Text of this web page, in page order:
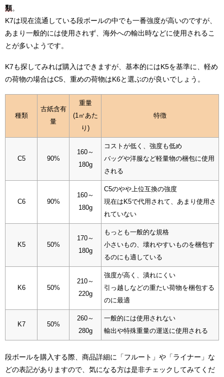
類。
K7は現在流通している段ボールの中でも一番強度が高いのですが、
あまり一般的には使用されず、海外への輸出時などに使用されるこ
とが多いようです。
K7も探してみれば購入はできますが、基本的にはK5を基準に、軽め
の荷物の場合はC5、重めの荷物はK6と選ぶのが良いでしょう。
種類
古紙含有
量
重量
(1㎡あた
り)
特徴
C5 90%
160～
180g
コストが低く、強度も低め
バッグや洋服など軽量物の梱包に使用
される
C6 90%
160～
180g
C5のやや上位互換の強度
現在はK5で代用されて、あまり使用さ
れていない
K5 50%
170～
180g
もっとも一般的な規格
小さいもの、壊れやすいものを梱包す
るのにも適している
K6 50%
210～
220g
強度が高く、潰れにくい
引っ越しなどの重たい荷物を梱包する
のに最適
K7 50%
260～
280g
一般的には使用されない
輸出や特殊重量の運送に使用される
段ボールを購入する際、商品詳細に「フルート」や「ライナー」な
どの表記がありますので、気になる方は是非チェックしてみてくだ